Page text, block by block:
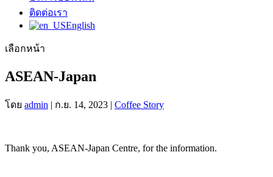
ติดต่อเรา
English
เลือกหน้า
ASEAN-Japan
โดย admin | ก.ย. 14, 2023 | Coffee Story
Thank you, ASEAN-Japan Centre, for the information.